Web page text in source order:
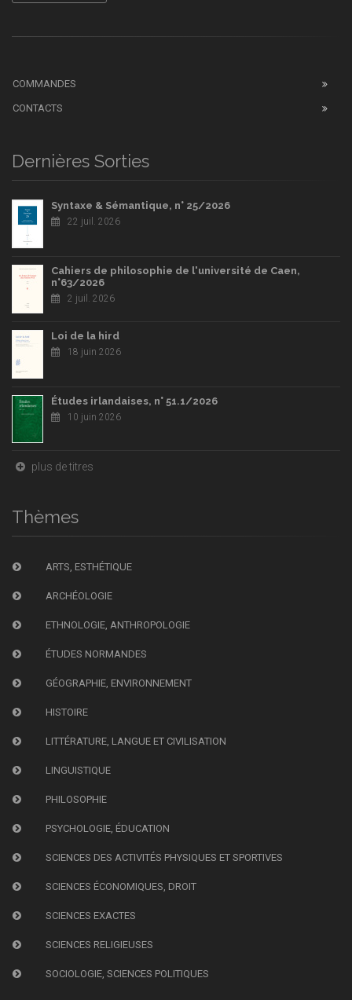
COMMANDES
CONTACTS
Dernières Sorties
Syntaxe & Sémantique, n° 25/2026
22 juil. 2026
Cahiers de philosophie de l'université de Caen,
n°63/2026
2 juil. 2026
Loi de la hird
18 juin 2026
Études irlandaises, n° 51.1/2026
10 juin 2026
plus de titres
Thèmes
ARTS, ESTHÉTIQUE
ARCHÉOLOGIE
ETHNOLOGIE, ANTHROPOLOGIE
ÉTUDES NORMANDES
GÉOGRAPHIE, ENVIRONNEMENT
HISTOIRE
LITTÉRATURE, LANGUE ET CIVILISATION
LINGUISTIQUE
PHILOSOPHIE
PSYCHOLOGIE, ÉDUCATION
SCIENCES DES ACTIVITÉS PHYSIQUES ET SPORTIVES
SCIENCES ÉCONOMIQUES, DROIT
SCIENCES EXACTES
SCIENCES RELIGIEUSES
SOCIOLOGIE, SCIENCES POLITIQUES